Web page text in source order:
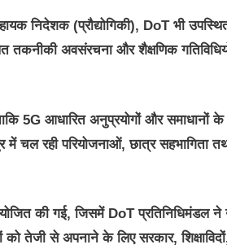
निदेशक (प्रौद्योगिकी), DoT भी
तकनीकी अवसंरचना और शैक्षणिक
5G आधारित अनुप्रयोगों और समाधानों के
में चल रही परियोजनाओं, छात्र सहभागिता
की गई, जिसमें DoT प्रतिनिधिमंडल ने
को तेजी से अपनाने के लिए सरकार,